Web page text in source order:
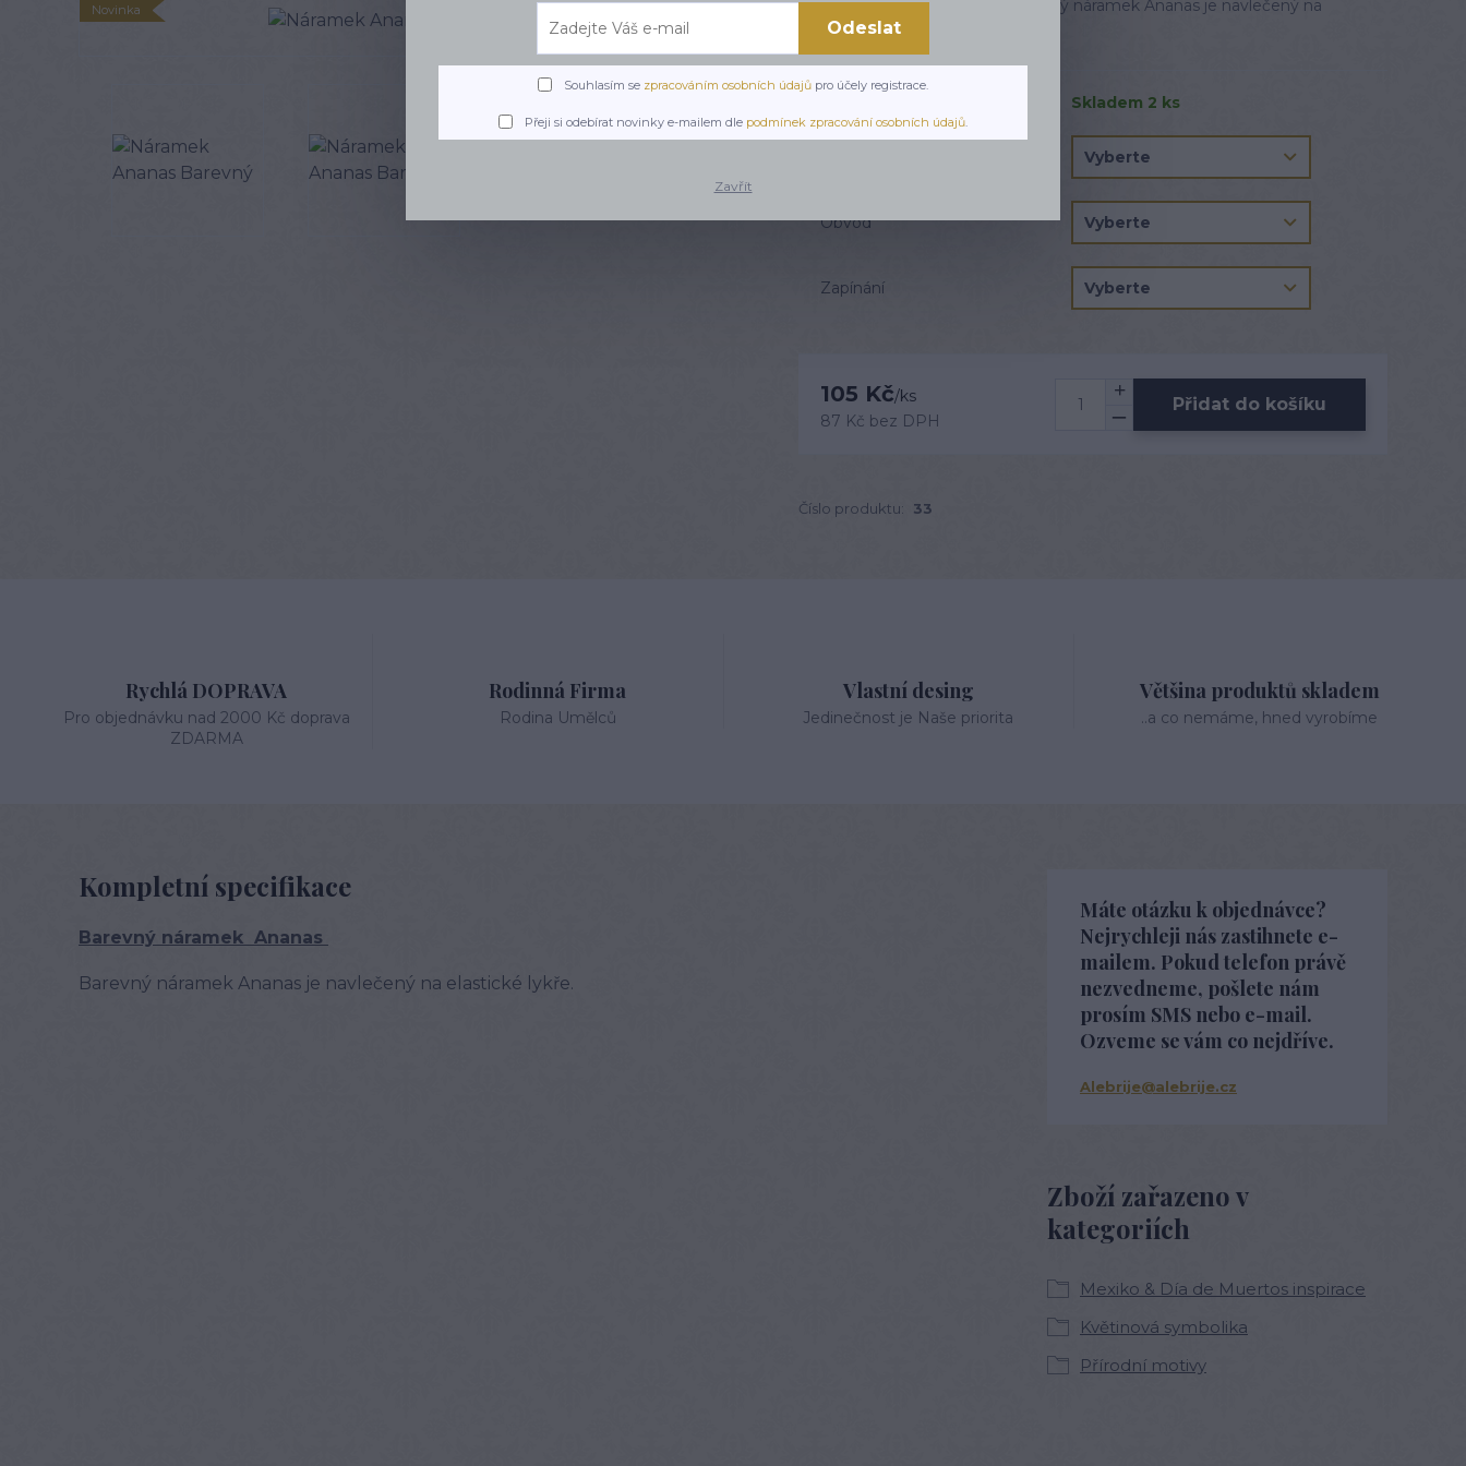
Novinka
Barevný náramek Ananas Barevný náramek Ananas je navlečený na
elastické lykře.
Skladem 2 ks
Obvod
Zapínání
105 Kč/ks
87 Kč bez DPH
Přidat do košíku
Číslo produktu: 33
Rychlá DOPRAVA
Pro objednávku nad 2000 Kč doprava
ZDARMA
Rodinná Firma
Rodina Umělců
Vlastní desing
Jedinečnost je Naše priorita
Většina produktů skladem
..a co nemáme, hned vyrobíme
Kompletní specifikace
Barevný náramek Ananas
Barevný náramek Ananas je navlečený na elastické lykře.
Zboží zařazeno v
kategoriích
Mexiko & Día de Muertos inspirace
Květinová symbolika
Přírodní motivy
Máte otázku k objednávce?
Nejrychleji nás zastihnete e-
mailem. Pokud telefon právě
nezvedneme, pošlete nám
prosím SMS nebo e-mail.
Ozveme se vám co nejdříve.
Alebrije@alebrije.cz
Odeslat
Souhlasím se zpracováním osobních údajů pro účely registrace.
Přeji si odebírat novinky e-mailem dle podmínek zpracování osobních údajů.
Zavřít